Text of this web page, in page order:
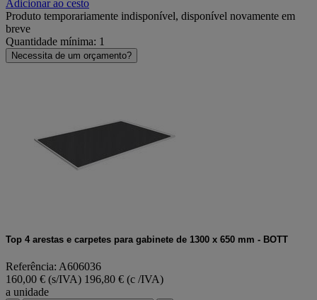
Adicionar ao cesto
Produto temporariamente indisponível, disponível novamente em
breve
Quantidade mínima: 1
Necessita de um orçamento?
Top 4 arestas e carpetes para gabinete de 1300 x 650 mm - BOTT
Referência: A606036
160,00 € (s/IVA) 196,80 € (c /IVA)
a unidade